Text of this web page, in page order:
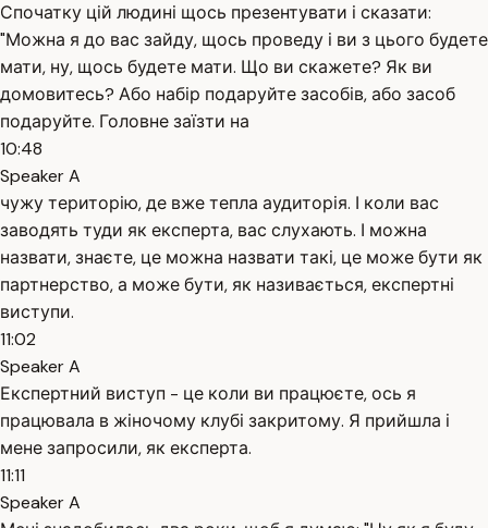
Спочатку цій людині щось презентувати і сказати:
"Можна я до вас зайду, щось проведу і ви з цього будете
мати, ну, щось будете мати. Що ви скажете? Як ви
домовитесь? Або набір подаруйте засобів, або засоб
подаруйте. Головне заїзти на
10:48
Speaker A
чужу територію, де вже тепла аудиторія. І коли вас
заводять туди як експерта, вас слухають. І можна
назвати, знаєте, це можна назвати такі, це може бути як
партнерство, а може бути, як називається, експертні
виступи.
11:02
Speaker A
Експертний виступ - це коли ви працюєте, ось я
працювала в жіночому клубі закритому. Я прийшла і
мене запросили, як експерта.
11:11
Speaker A